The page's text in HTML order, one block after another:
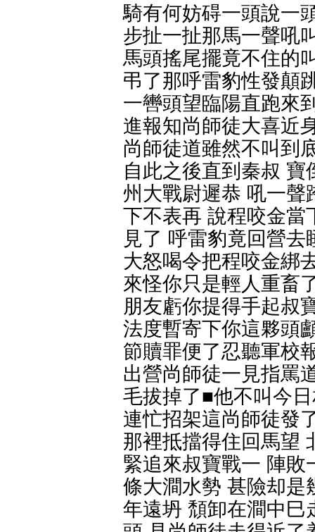
騎有何妨碍一頭說一
步扯一扯那馬一聲吼
馬頭搖尾擺竟不住的
弔了那呼雷豹性發顛
一轡頭望臨陽直跑來
進報知尚師徒大喜近
尚師徒道雖然不叫到
自此之後直到秦叔
州大戰尉遲恭 吼一聲
下不表再 說程咬金當
見了 呼雷豹竟回營
大怒喝令把程咬金綁
來怪你只是輕人重畜
朋友虧你提得手起叔
法度暫寄下你這夥頭
節贖罪便了忍聽軍校
出營尚師徒一見指罵
毛拔掉了■他不叫今
連忙招架這尚師徒發
那裡抵擋得住回馬望
緊追來叔寶戰一 陣敗
條大澗水勢 甚險却是
年遠坍 頹卸在澗中巳